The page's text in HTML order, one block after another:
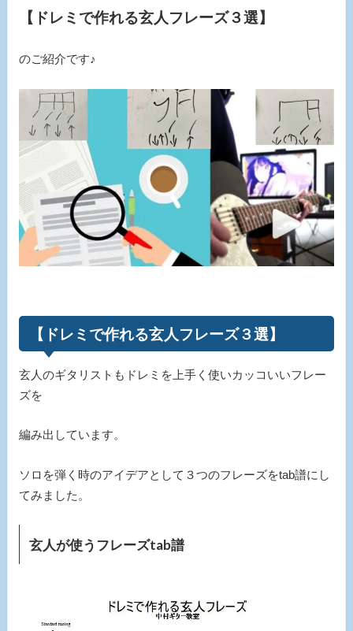
【ドレミで作れる玄人フレーズ３選】
のご紹介です♪
【ドレミで作れる玄人フレーズ３選】
玄人のギタリストもドレミを上手く使いカッコいいフレー
ズを
編み出しています。
ソロを弾く時のアイデアとして３つのフレーズをtab譜にし
てみました。
玄人が使うフレーズtab譜